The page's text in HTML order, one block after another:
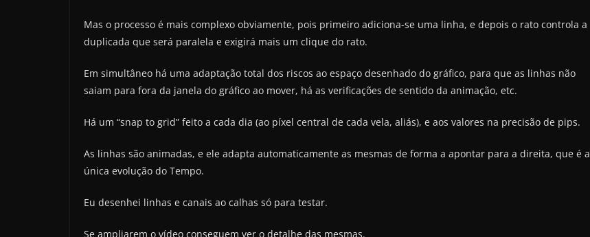
Mas o processo é mais complexo obviamente, pois primeiro adiciona-se uma linha, e depois o rato controla a
duplicada que será paralela e exigirá mais um clique do rato.
Em simultâneo há uma adaptação total dos riscos ao espaço desenhado do gráfico, para que as linhas não
saiam para fora da janela do gráfico ao mover, há as verificações de sentido da animação, etc.
Há um “snap to grid” feito a cada dia (ao píxel central de cada vela, aliás), e aos valores na precisão de pips.
As linhas são animadas, e ele adapta automaticamente as mesmas de forma a apontar para a direita, que é a
única evolução do Tempo.
Eu desenhei linhas e canais ao calhas só para testar.
Se ampliarem o vídeo conseguem ver o detalhe das mesmas.